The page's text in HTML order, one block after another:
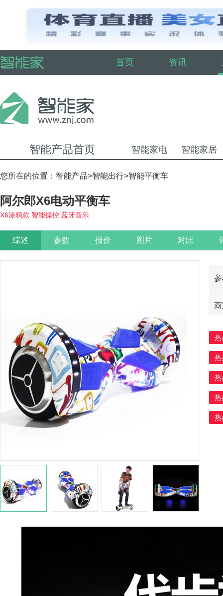
首页 资讯
智能产品首页 智能家电 智能家居
您所在的位置： 智能产品>智能出行>智能平衡车
阿尔郎X6电动平衡车
X6涂鸦款 智能操控 蓝牙音乐
综述 参数 报价 图片 对比
热
热
热
热
热